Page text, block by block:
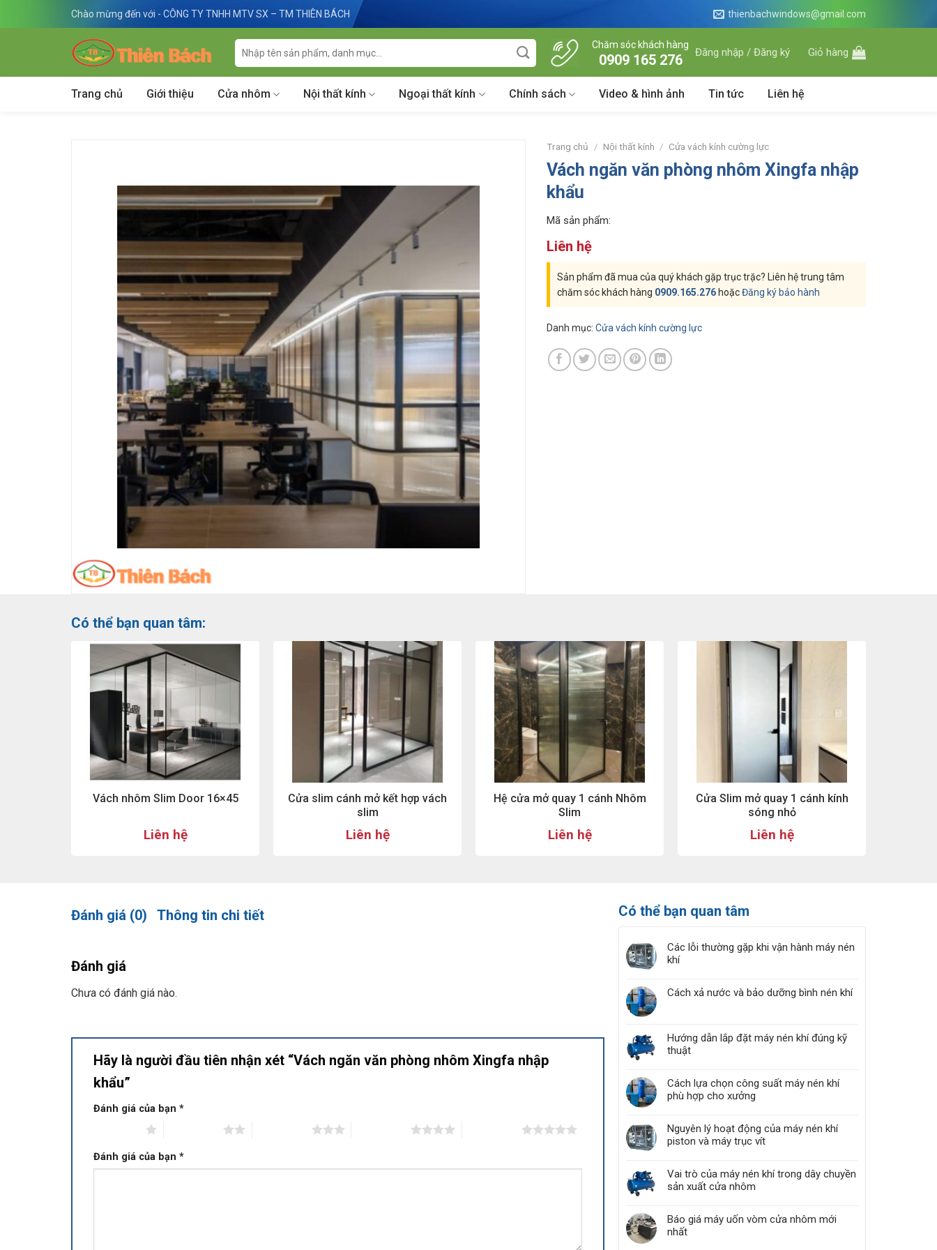
Chào mừng đến với - CÔNG TY TNHH MTV SX – TM THIÊN BÁCH thienbachwindows@gmail.com
Tìm
kiếm:
Chăm sóc khách hàng
0909 165 276 Đăng nhập / Đăng ký Giỏ hàng
Trang chủ Giới thiệu Cửa nhôm Nội thất kính Ngoại thất kính Chính sách Video & hình ảnh Tin tức Liên hệ
Trang chủ / Nội thất kính / Cửa vách kính cường lực
Vách ngăn văn phòng nhôm Xingfa nhập
khẩu
Mã sản phẩm:
Liên hệ
Sản phẩm đã mua của quý khách gặp trục trặc? Liên hệ trung tâm
chăm sóc khách hàng 0909.165.276 hoặcĐăng ký bảo hành
Danh mục:Cửa vách kính cường lực
Có thể bạn quan tâm:
Vách nhôm Slim Door 16×45
Liên hệ
Cửa slim cánh mở kết hợp vách
slim
Liên hệ
Hệ cửa mở quay 1 cánh Nhôm
Slim
Liên hệ
Cửa Slim mở quay 1 cánh kính
sóng nhỏ
Liên hệ
Đánh giá (0) Thông tin chi tiết
Đánh giá
Chưa có đánh giá nào.
Hãy là người đầu tiên nhận xét “Vách ngăn văn phòng nhôm Xingfa nhập
khẩu”
Đánh giá của bạn *
Đánh giá của bạn *
Có thể bạn quan tâm
Các lỗi thường gặp khi vận hành máy nén
khí
Cách xả nước và bảo dưỡng bình nén khí
Hướng dẫn lắp đặt máy nén khí đúng kỹ
thuật
Cách lựa chọn công suất máy nén khí
phù hợp cho xưởng
Nguyên lý hoạt động của máy nén khí
piston và máy trục vít
Vai trò của máy nén khí trong dây chuyền
sản xuất cửa nhôm
Báo giá máy uốn vòm cửa nhôm mới
nhất